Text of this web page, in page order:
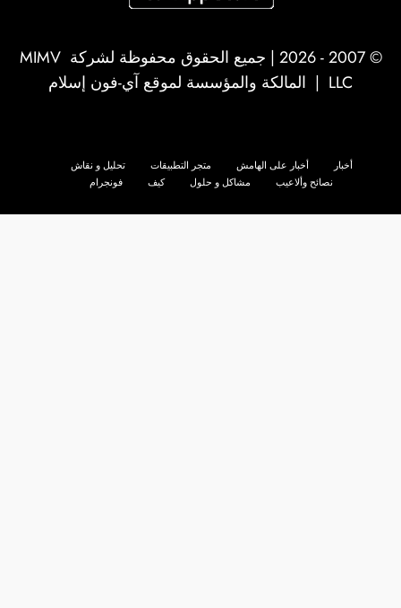
© 2007 - 2026 | جميع الحقوق محفوظة لشركة
MIMV
LLC | المالكة والمؤسسة لموقع آي-فون إسلام
أخبار أخبار على الهامش متجر التطبيقات
تحليل و نقاش
نصائح وألاعيب
مشاكل و حلول كيف فونجرام